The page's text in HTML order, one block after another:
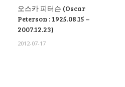
오스카 피터슨 (Oscar
Peterson : 1925.08.15 –
2007.12.23)
2012-07-17